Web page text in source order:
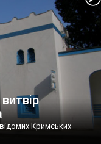
Кримських